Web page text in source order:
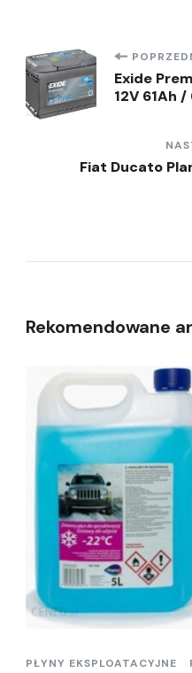
wpisu
Exide
12V 61Ah
Fiat Ducato
Rekomendowane
PŁYNY EKSPLOATACYJNE